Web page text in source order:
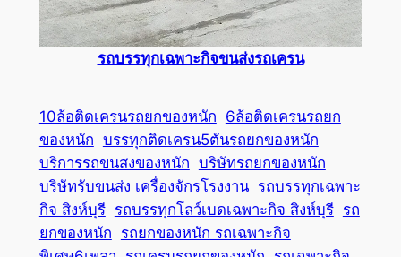
รถบรรทุกเฉพาะกิจขนส่งรถเครน
10ล้อติดเครนรถยกของหนัก 6ล้อติดเครนรถยก
ของหนัก บรรทุกติดเครน5ตันรถยกของหนัก
บริการรถขนสงของหนัก บริษัทรถยกของหนัก
บริษัทรับขนส่ง เครื่องจักรโรงงาน รถบรรทุกเฉพาะ
กิจ สิงห์บุรี รถบรรทุกโลว์เบดเฉพาะกิจ สิงห์บุรี รถ
ยกของหนัก รถยกของหนัก รถเฉพาะกิจ